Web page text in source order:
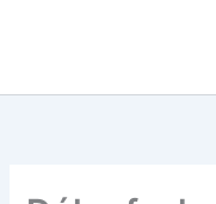
conteúdo